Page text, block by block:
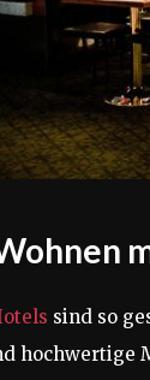
sind so
hochwertige